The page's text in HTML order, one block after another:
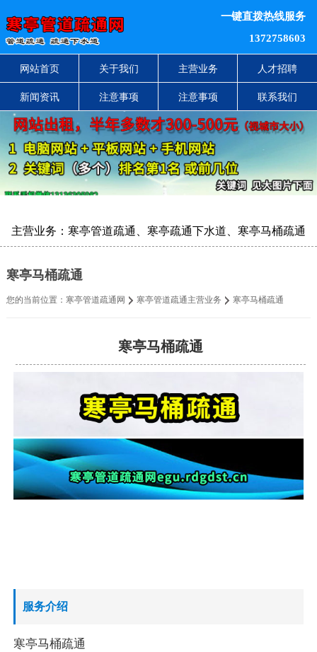
一键直拨热线服务
1372758603
网站首页 关于我们 主营业务 人才招聘
新闻资讯 注意事项 注意事项 联系我们
主营业务：寒亭管道疏通、寒亭疏通下水道、寒亭马桶疏通
寒亭马桶疏通
您的当前位置： 寒亭管道疏通网 寒亭管道疏通主营业务 寒亭马桶疏通
寒亭马桶疏通
服务介绍
寒亭马桶疏通